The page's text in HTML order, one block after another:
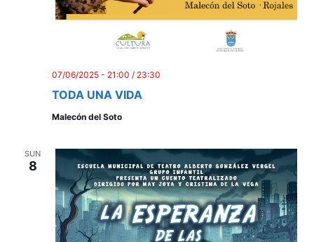
TODA UNA VIDA
07/06/2025 - 21:00 / 23:30
Malecón del Soto
SUN
8